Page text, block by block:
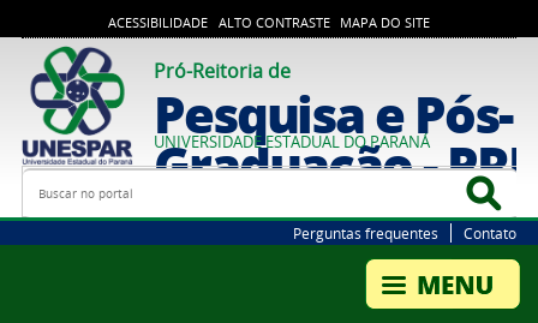
ACESSIBILIDADE ALTO CONTRASTE MAPA DO SITE
Pró-Reitoria de
Pesquisa e Pós-
Graduação -
UNIVERSIDADE ESTADUAL DO PARANÁ
Busca
Perguntas frequentes Contato